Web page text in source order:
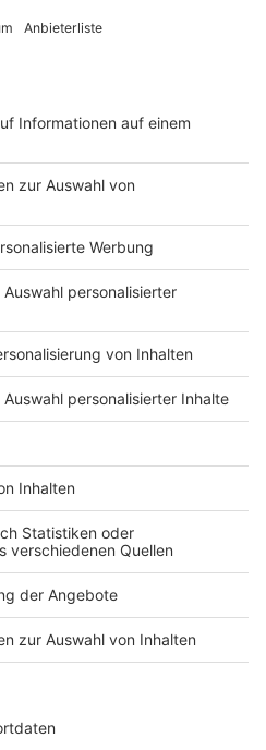
gemerkt
Kontakt
Studio-Hotline
Verkehrs-Hotline
Newsletter